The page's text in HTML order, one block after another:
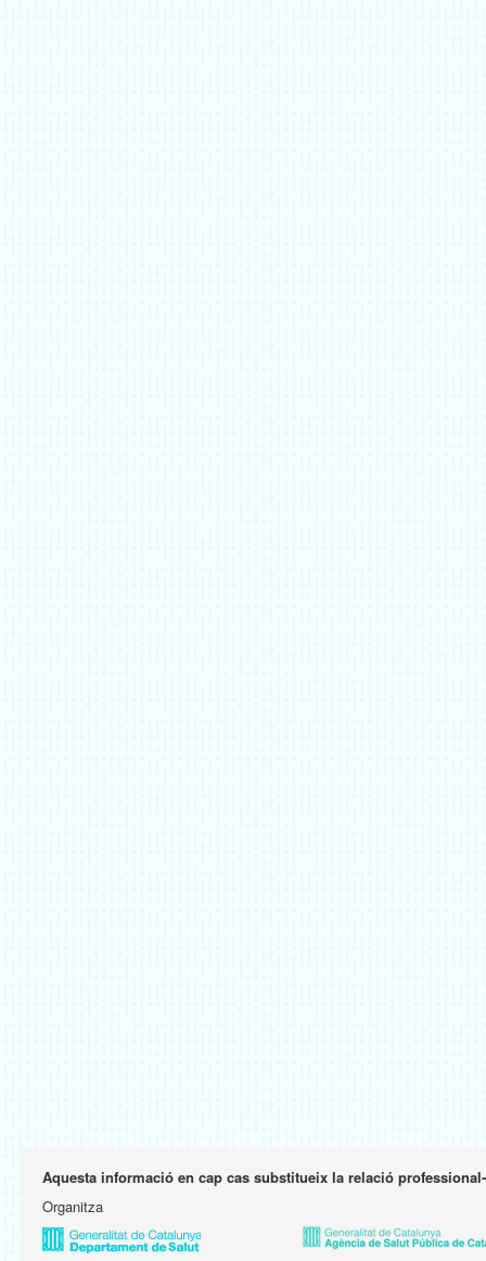
Aquesta informació en cap cas substitueix la relació
Organitza